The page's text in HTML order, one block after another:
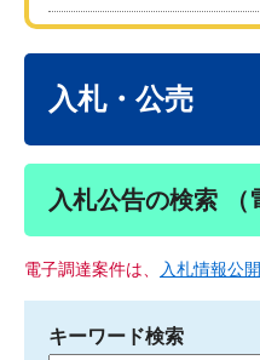
入札・公売
入札公告の検索 （
電子調達案件は、 入札情報公
キーワード検索